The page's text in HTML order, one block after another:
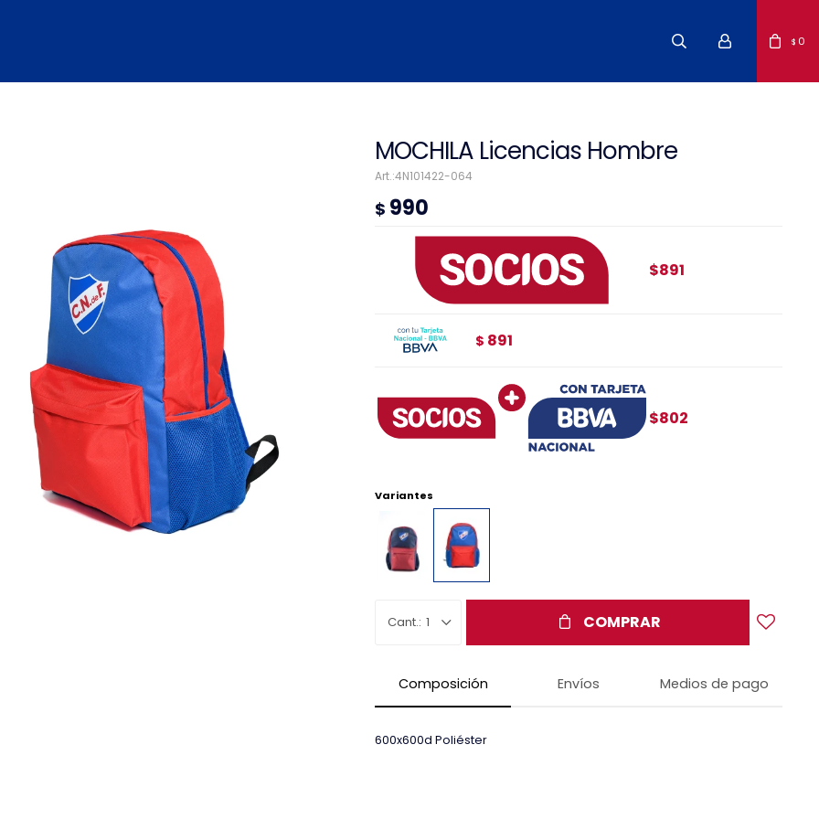
$ 0
MOCHILA Licencias Hombre
4N101422-064
$ 990
$802
$891
$ 891
Variantes
1 COMPRAR
Composición Envíos Medios de pago
600x600d Poliéster